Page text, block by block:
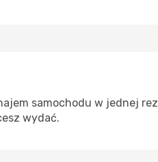
samochodu w jednej
wydać.